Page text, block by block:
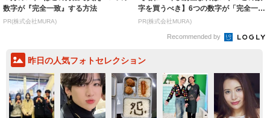
数字が『完全一致』する方法
PR(株式会社MURA)
字を買うべき】6つの数字が「完全一
致」する方...
PR(株式会社MURA)
Recommended by
昨日の人気フォトセレクション